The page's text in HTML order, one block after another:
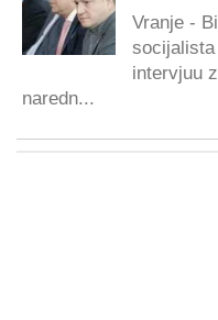
Vranje -
intervjuu
naredn...